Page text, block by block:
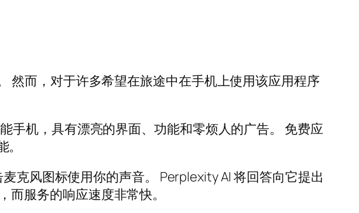
然而，对于许多希望在旅途中在手机上使用该应用程序
手机，具有漂亮的界面、功能和零烦人的广告。 免费应
克风图标使用你的声音。 Perplexity AI 将回答向它提出
服务的响应速度非常快。